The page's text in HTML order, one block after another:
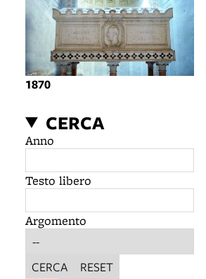
1870
CERCA
Anno
Testo libero
Argomento
CERCA RESET